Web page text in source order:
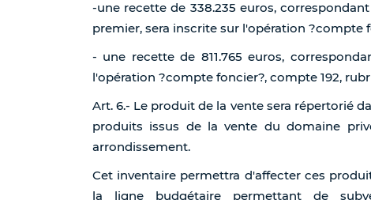
-une recette de 338.235 euros,
premier, sera inscrite sur l'opération ?compte
- une recette de 811.765 euros,
l'opération ?compte foncier?, compte 192,
Art. 6.- Le produit de la vente sera répertorié
produits issus de la vente du domaine
arrondissement.
Cet inventaire permettra d'affecter ces
la ligne budgétaire permettant de